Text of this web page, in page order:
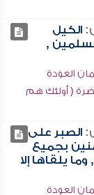
الكيل
,
العودة
( أولئك هم
الصبر على
بجميع
يلقاها إلا
العودة